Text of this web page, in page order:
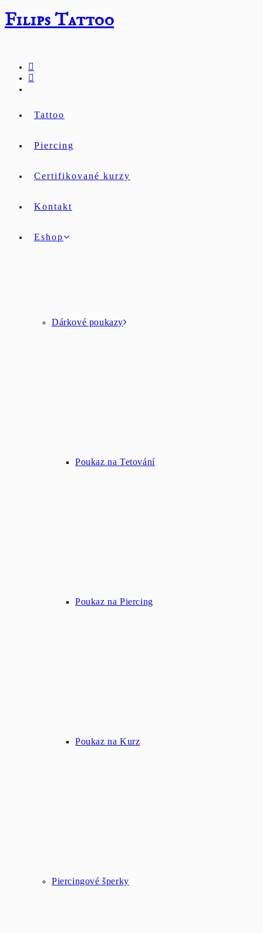
k
obsahu
Filips Tattoo
Tattoo
Piercing
Certifikované kurzy
Kontakt
Eshop
Dárkové poukazy
Poukaz na Tetování
Poukaz na Piercing
Poukaz na Kurz
Piercingové šperky